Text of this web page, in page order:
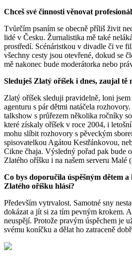
Chceš své činnosti věnovat
Tvůrčím psaním se obecně příliš živit
lidé v Česku. Žurnalistika mě také
prostředí. Scénáristkou v divadle či ve
všechny cesty jsou otevřené, dokud se
mě nakonec bude moderátorka nebo
Sleduješ Zlatý oříšek i dnes, zaujal tě
Zlatý oříšek sleduji pravidelně, loni
agenturu s pár dětmi natáčela
talkshow s průřezem několika ročníky
které získaly oříšek v roce 2004, i
mohu slíbit rozhovory s pěveckým
spisovatelkou Agátou Kestřánkovou,
Cikne čhaja. Výsledný pořad pak bude
Zlatého oříšku i na našem serveru Malé
Co bys doporučila úspěšným dětem
Zlatého oříšku hlásí?
Především vytrvalost. Samotné sny
dokázat a jít si za tím pevným krokem.
neuspějí. Protože pravým úspěchem je
svému koníčku a dělat ho zatraceně